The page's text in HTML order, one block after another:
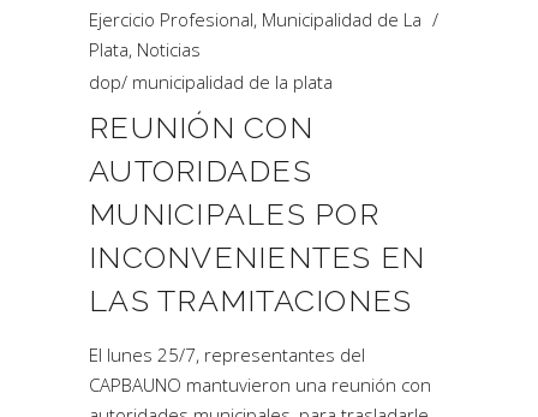
Ejercicio Profesional, Municipalidad de La
Plata, Noticias
dop/ municipalidad de la plata
REUNIÓN CON
AUTORIDADES
MUNICIPALES POR
INCONVENIENTES EN
LAS TRAMITACIONES
El lunes 25/7, representantes del
CAPBAUNO mantuvieron una reunión con